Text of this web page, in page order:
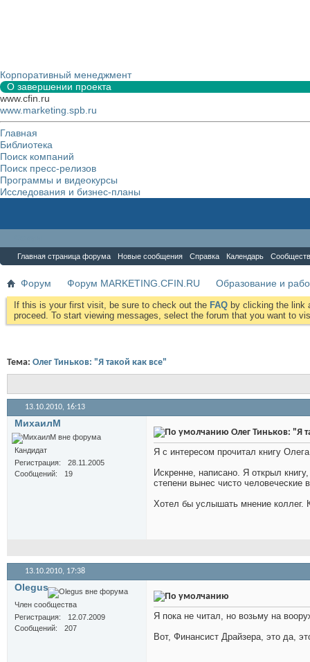
Корпоративный менеджмент
О завершении проекта
www.cfin.ru
www.marketing.spb.ru
Главная
Библиотека
Поиск компаний
Поиск пресс-релизов
Программы и видеокурсы
Исследования и бизнес-планы
Главная страница форума Новые сообщения Справка Календарь
Форум Форум MARKETING.CFIN.RU Образование и
If this is your first visit, be sure to check out the FAQ by clicking the link
proceed. To start viewing messages, select the forum that you want to
Тема: Олег Тиньков: "Я такой как все"
13.10.2010, 16:13
МихаилМ
Кандидат
Регистрация
28.11.2005
Сообщений
19
Олег Тиньков: "Я
Я с интересом прочитал книгу
Искренне, написано. Я открыл
степени вынес чисто человеческие
Хотел бы услышать мнение коллег.
13.10.2010, 17:38
Olegus
Член сообщества
Регистрация
12.07.2009
Сообщений
207
Я пока не читал, но возьму на
Вот, Финансист Драйзера, это да,